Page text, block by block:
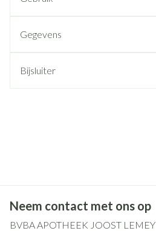
Gegevens
Bijsluiter
Neem contact met ons op
BVBA APOTHEEK JOOST LEMEY